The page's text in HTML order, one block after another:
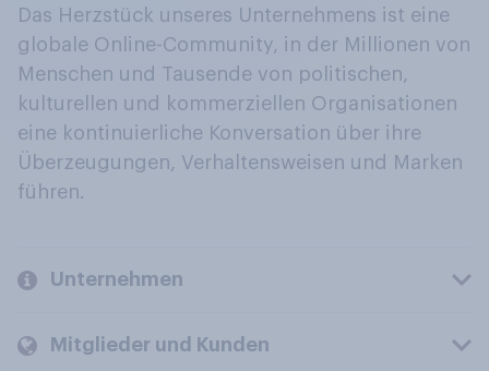
Das Herzstück unseres Unternehmens ist eine
globale Online-Community, in der Millionen von
Menschen und Tausende von politischen,
kulturellen und kommerziellen Organisationen
eine kontinuierliche Konversation über ihre
Überzeugungen, Verhaltensweisen und Marken
führen.
Unternehmen
Mitglieder und Kunden